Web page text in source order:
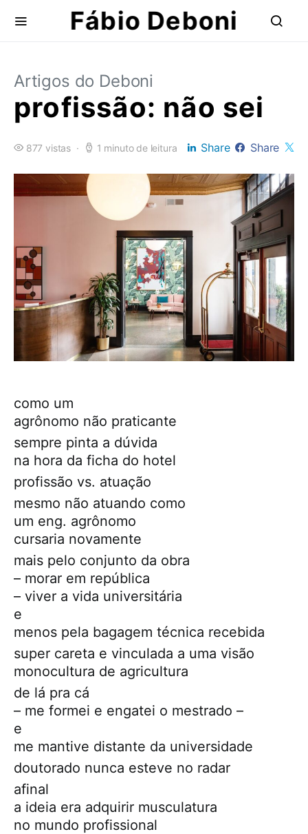
Fábio Deboni
Artigos do Deboni
profissão: não sei
877 vistas 1 minuto de leitura Share Share
como um
agrônomo não praticante
sempre pinta a dúvida
na hora da ficha do hotel
profissão vs. atuação
mesmo não atuando como
um eng. agrônomo
cursaria novamente
mais pelo conjunto da obra
– morar em república
– viver a vida universitária
e
menos pela bagagem técnica recebida
super careta e vinculada a uma visão
monocultura de agricultura
de lá pra cá
– me formei e engatei o mestrado –
e
me mantive distante da universidade
doutorado nunca esteve no radar
afinal
a ideia era adquirir musculatura
no mundo profissional